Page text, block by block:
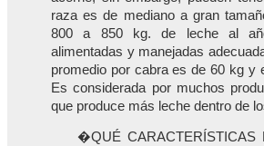
raza es de mediano a gran
800 a 850 kg. de leche al
alimentadas y manejadas
promedio por cabra es de 60 kg y
Es considerada por muchos
que produce más leche dentro de
�QUÉ CARACTERÍSTICAS